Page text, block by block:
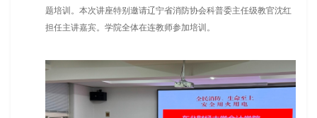
题培训。本次讲座特别邀请辽宁省消防协会科普委主任级教官沈红
担任主讲嘉宾。学院全体在连教师参加培训。